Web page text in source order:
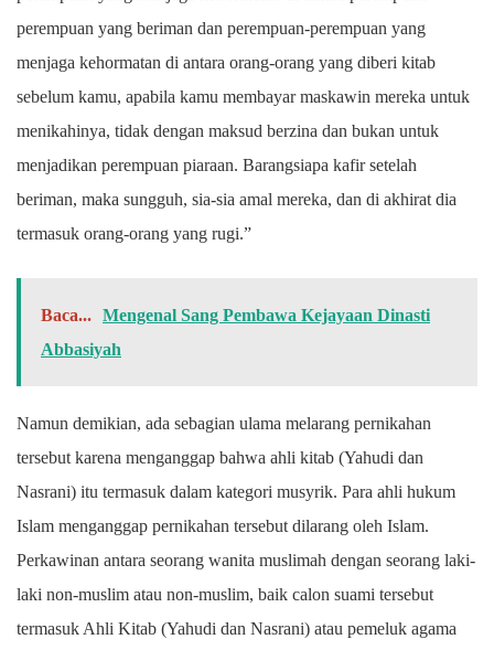
perempuan yang beriman dan perempuan-perempuan yang
menjaga kehormatan di antara orang-orang yang diberi kitab
sebelum kamu, apabila kamu membayar maskawin mereka untuk
menikahinya, tidak dengan maksud berzina dan bukan untuk
menjadikan perempuan piaraan. Barangsiapa kafir setelah
beriman, maka sungguh, sia-sia amal mereka, dan di akhirat dia
termasuk orang-orang yang rugi.”
Baca... Mengenal Sang Pembawa Kejayaan Dinasti
Abbasiyah
Namun demikian, ada sebagian ulama melarang pernikahan
tersebut karena menganggap bahwa ahli kitab (Yahudi dan
Nasrani) itu termasuk dalam kategori musyrik. Para ahli hukum
Islam menganggap pernikahan tersebut dilarang oleh Islam.
Perkawinan antara seorang wanita muslimah dengan seorang laki-
laki non-muslim atau non-muslim, baik calon suami tersebut
termasuk Ahli Kitab (Yahudi dan Nasrani) atau pemeluk agama